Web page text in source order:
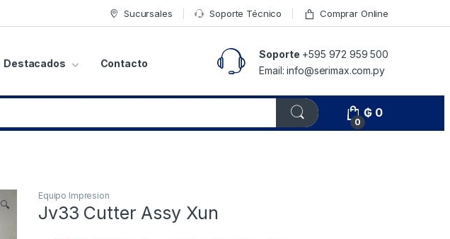
Sucursales Soporte Técnico Comprar Online
Destacados Contacto
Soporte +595 972 959 500
Email: info@serimax.com.py
0
₲ 0
🔍
Equipo Impresion
Jv33 Cutter Assy Xun